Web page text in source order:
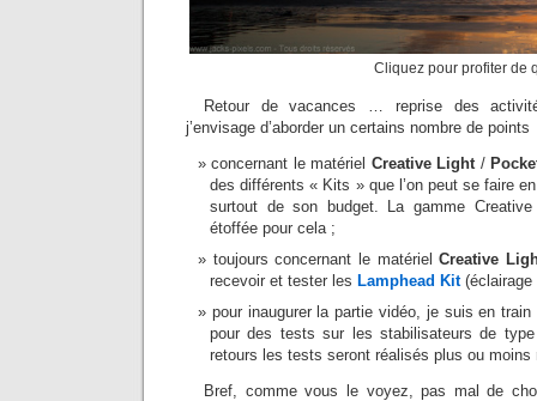
Cliquez pour profiter de
Retour de vacances … reprise des
j’envisage d’aborder un certains nombre de
concernant le matériel Creative Light/
des différents « Kits » que l’on peut se faire
surtout de son budget. La gamme
étoffée pour cela ;
toujours concernant le matérielCreative
recevoir et tester les Lamphead Kit
pour inaugurer la partie vidéo, je suis en
pour des tests sur les stabilisateurs de
retours les tests seront réalisés plus ou
Bref, comme vous le voyez, pas mal de